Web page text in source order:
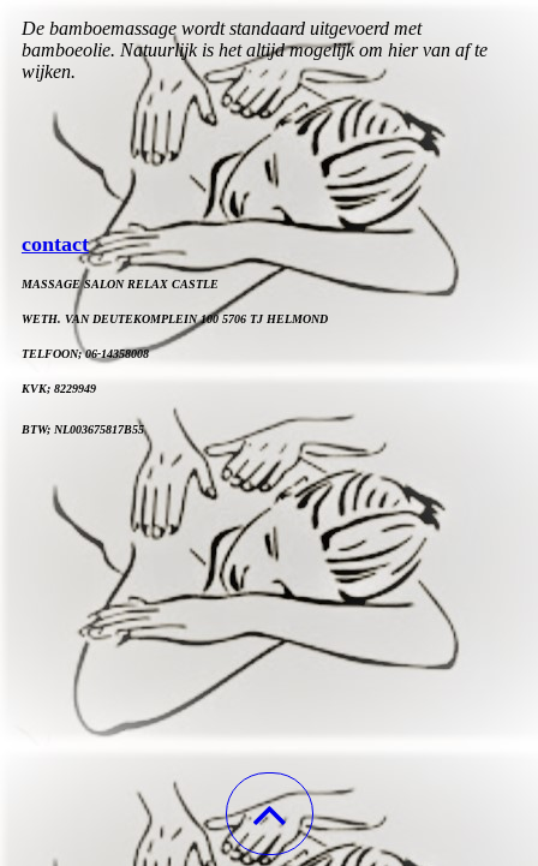
De bamboemassage wordt standaard uitgevoerd met
bamboeolie. Natuurlijk is het altijd mogelijk om hier van af te
wijken.
contact
MASSAGE SALON RELAX CASTLE
WETH. VAN DEUTEKOMPLEIN 100 5706 TJ HELMOND
TELFOON; 06-14358008
KVK; 8229949
BTW; NL003675817B55